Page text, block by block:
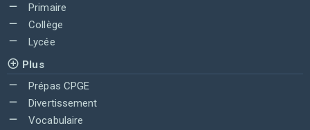
Primaire
Collège
Lycée
Plus
Prépas CPGE
Divertissement
Vocabulaire